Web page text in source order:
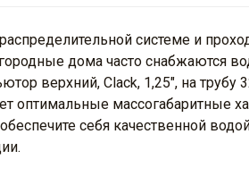
системе и
дома часто снабжаются
верхний, Clack, 1,25", на
оптимальные массогабаритные
себя качественной